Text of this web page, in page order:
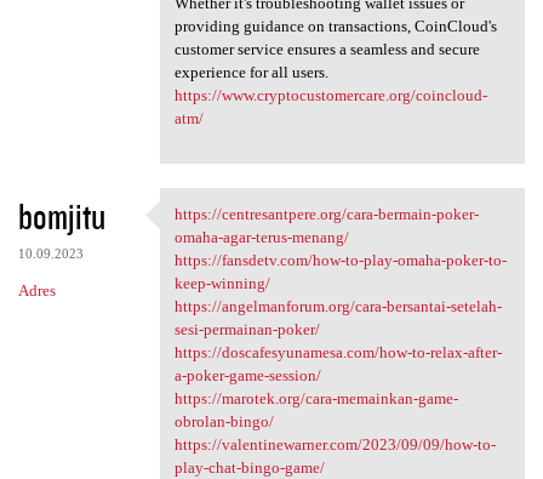
providing guidance on transactions, CoinCloud's
customer service ensures a seamless and secure
experience for all users.
https://www.cryptocustomercare.org/coincloud-
atm/
bomjitu
10.09.2023
Adres
https://centresantpere.org
https://centresantpere.org/cara-bermain-poker-
omaha-agar-terus-menang/
https://fansdetv.com/how-to-play-omaha-poker-to-
keep-winning/
https://angelmanforum.org/cara-bersantai-setelah-
sesi-permainan-poker/
https://doscafesyunamesa.com/how-to-relax-after-
a-poker-game-session/
https://marotek.org/cara-memainkan-game-
obrolan-bingo/
https://valentinewarner.com/2023/09/09/how-to-
play-chat-bingo-game/